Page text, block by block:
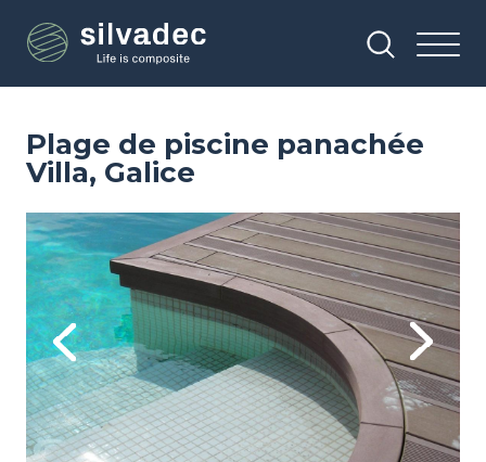
contenu
Plage de piscine panachée
Villa, Galice
Previous
Image
Next